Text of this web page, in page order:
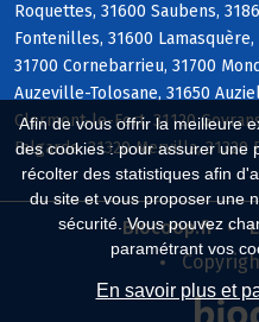
Afin de vous offrir la meilleure
des cookies : pour assurer une
récolter des statistiques afin
du site et vous proposer une
sécurité. Vous pouvez
paramétrant vos
En savoir plus et
Roquettes, 31600 Saubens,
Fontenilles, 31600
31700 Cornebarrieu, 31700
Auzeville-Tolosane, 31650
Clermont-le-Fort, 31120
Falgarde, 31320 Mervilla, 31320
Biocoop.fr